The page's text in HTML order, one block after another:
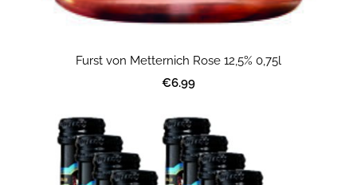
Furst von Metternich Rose 12,5% 0,75l
€6.99